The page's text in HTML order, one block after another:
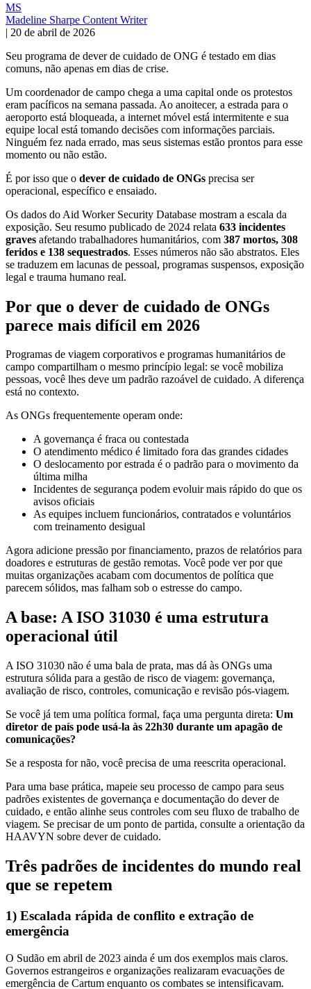
MS
Madeline Sharpe Content Writer
| 20 de abril de 2026
Seu programa de dever de cuidado de ONG é testado em dias
comuns, não apenas em dias de crise.
Um coordenador de campo chega a uma capital onde os protestos
eram pacíficos na semana passada. Ao anoitecer, a estrada para o
aeroporto está bloqueada, a internet móvel está intermitente e sua
equipe local está tomando decisões com informações parciais.
Ninguém fez nada errado, mas seus sistemas estão prontos para esse
momento ou não estão.
É por isso que o dever de cuidado de ONGs precisa ser
operacional, específico e ensaiado.
Os dados do Aid Worker Security Database mostram a escala da
exposição. Seu resumo publicado de 2024 relata 633 incidentes
graves afetando trabalhadores humanitários, com 387 mortos, 308
feridos e 138 sequestrados. Esses números não são abstratos. Eles
se traduzem em lacunas de pessoal, programas suspensos, exposição
legal e trauma humano real.
Por que o dever de cuidado de ONGs
parece mais difícil em 2026
Programas de viagem corporativos e programas humanitários de
campo compartilham o mesmo princípio legal: se você mobiliza
pessoas, você lhes deve um padrão razoável de cuidado. A diferença
está no contexto.
As ONGs frequentemente operam onde:
A governança é fraca ou contestada
O atendimento médico é limitado fora das grandes cidades
O deslocamento por estrada é o padrão para o movimento da
última milha
Incidentes de segurança podem evoluir mais rápido do que os
avisos oficiais
As equipes incluem funcionários, contratados e voluntários
com treinamento desigual
Agora adicione pressão por financiamento, prazos de relatórios para
doadores e estruturas de gestão remotas. Você pode ver por que
muitas organizações acabam com documentos de política que
parecem sólidos, mas falham sob o estresse do campo.
A base: A ISO 31030 é uma estrutura
operacional útil
A ISO 31030 não é uma bala de prata, mas dá às ONGs uma
estrutura sólida para a gestão de risco de viagem: governança,
avaliação de risco, controles, comunicação e revisão pós-viagem.
Se você já tem uma política formal, faça uma pergunta direta: Um
diretor de país pode usá-la às 22h30 durante um apagão de
comunicações?
Se a resposta for não, você precisa de uma reescrita operacional.
Para uma base prática, mapeie seu processo de campo para seus
padrões existentes de governança e documentação do dever de
cuidado, e então alinhe seus controles com seu fluxo de trabalho de
viagem. Se precisar de um ponto de partida, consulte a orientação da
HAAVYN sobre dever de cuidado.
Três padrões de incidentes do mundo real
que se repetem
1) Escalada rápida de conflito e extração de
emergência
O Sudão em abril de 2023 ainda é um dos exemplos mais claros.
Governos estrangeiros e organizações realizaram evacuações de
emergência de Cartum enquanto os combates se intensificavam.